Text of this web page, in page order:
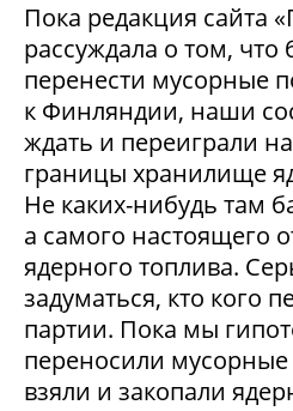
Пока редакция сайта
рассуждала о том, что
перенести мусорные
к Финляндии, наши
ждать и переиграли
границы хранилище
Не каких-нибудь там
а самого настоящего
ядерного топлива.
задуматься, кто кого
партии. Пока мы
переносили
взяли и закопали